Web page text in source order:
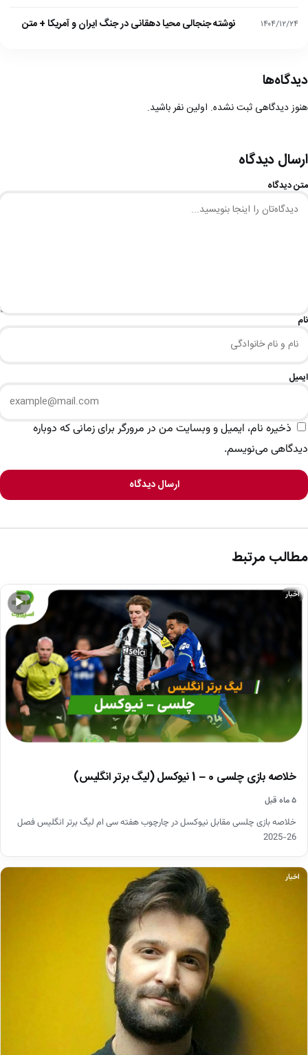
۱۴۰۴/۱۲/۲۴ نوشته جنجالی محیا دهقانی در جنگ ایران و آمریکا + متن
دیدگاه‌ها
هنوز دیدگاهی ثبت نشده. اولین نفر باشید.
ارسال دیدگاه
متن دیدگاه
نام
ایمیل
ذخیره نام، ایمیل و وبسایت من در مرورگر برای زمانی که دوباره
دیدگاهی می‌نویسم.
ارسال دیدگاه
مطالب مرتبط
▶
اخبار
خلاصه بازی چلسی 0 – 1 نیوکسل (لیگ برتر انگلیس)
۵ ماه قبل
خلاصه بازی چلسی مقابل نیوکسل در چارچوب هفته سی ام لیگ برتر انگلیس فصل
26-2025
اخبار